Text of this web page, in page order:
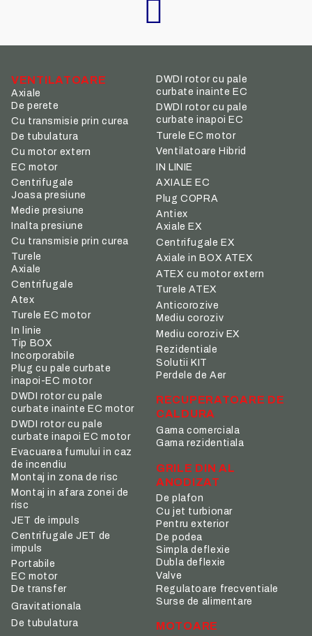
VENTILATOARE
Axiale
De perete
Cu transmisie prin curea
De tubulatura
Cu motor extern
EC motor
Centrifugale
Joasa presiune
Medie presiune
Inalta presiune
Cu transmisie prin curea
Turele
Axiale
Centrifugale
Atex
Turele EC motor
In linie
Tip BOX
Incorporabile
Plug cu pale curbate
inapoi-EC motor
DWDI rotor cu pale
curbate inainte EC motor
DWDI rotor cu pale
curbate inapoi EC motor
Evacuarea fumului in caz
de incendiu
Montaj in zona de risc
Montaj in afara zonei de
risc
JET de impuls
Centrifugale JET de
impuls
Portabile
EC motor
DWDI rotor cu pale
curbate inainte EC
DWDI rotor cu pale
curbate inapoi EC
Turele EC motor
Ventilatoare Hibrid
IN LINIE
AXIALE EC
Plug COPRA
Antiex
Axiale EX
Centrifugale EX
Axiale in BOX ATEX
ATEX cu motor extern
Turele ATEX
Anticorozive
Mediu coroziv
Mediu coroziv EX
Rezidentiale
Solutii KIT
Perdele de Aer
RECUPERATOARE DE
CALDURA
Gama comerciala
Gama rezidentiala
GRILE DIN AL
ANODIZAT
De plafon
Cu jet turbionar
Pentru exterior
De podea
Simpla deflexie
Dubla deflexie
Valve
De transfer
Gravitationala
De tubulatura
Regulatoare frecventiale
Surse de alimentare
MOTOARE